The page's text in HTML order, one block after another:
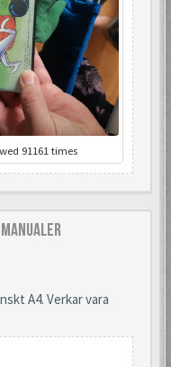
91161 times
manualer
A4. Verkar vara